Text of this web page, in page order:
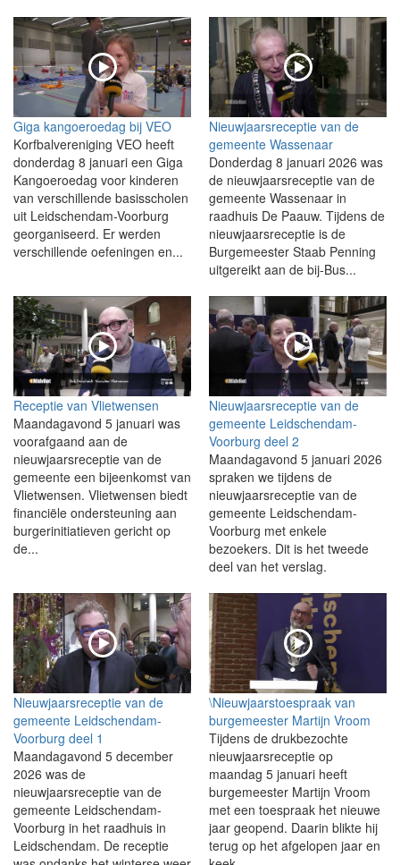
Giga kangoeroedag bij VEO
Korfbalvereniging VEO heeft
donderdag 8 januari een Giga
Kangoeroedag voor kinderen
van verschillende basisscholen
uit Leidschendam-Voorburg
georganiseerd. Er werden
verschillende oefeningen en...
Nieuwjaarsreceptie van de
gemeente Wassenaar
Donderdag 8 januari 2026 was
de nieuwjaarsreceptie van de
gemeente Wassenaar in
raadhuis De Paauw. Tijdens de
nieuwjaarsreceptie is de
Burgemeester Staab Penning
uitgereikt aan de bij-Bus...
Receptie van Vlietwensen
Maandagavond 5 januari was
voorafgaand aan de
nieuwjaarsreceptie van de
gemeente een bijeenkomst van
Vlietwensen. Vlietwensen biedt
financiële ondersteuning aan
burgerinitiatieven gericht op
de...
Nieuwjaarsreceptie van de
gemeente Leidschendam-
Voorburg deel 2
Maandagavond 5 januari 2026
spraken we tijdens de
nieuwjaarsreceptie van de
gemeente Leidschendam-
Voorburg met enkele
bezoekers. Dit is het tweede
deel van het verslag.
Nieuwjaarsreceptie van de
gemeente Leidschendam-
Voorburg deel 1
Maandagavond 5 december
2026 was de
nieuwjaarsreceptie van de
gemeente Leidschendam-
Voorburg in het raadhuis in
Leidschendam. De receptie
\Nieuwjaarstoespraak van
burgemeester Martijn Vroom
Tijdens de drukbezochte
nieuwjaarsreceptie op
maandag 5 januari heeft
burgemeester Martijn Vroom
met een toespraak het nieuwe
jaar geopend. Daarin blikte hij
terug op het afgelopen jaar en